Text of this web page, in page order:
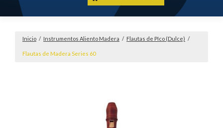
Inicio / Instrumentos Aliento Madera / Flautas de PIco (Dulce) /
Flautas de Madera Series 60